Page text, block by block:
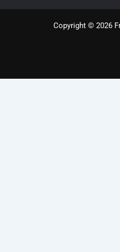
Copyright © 2026